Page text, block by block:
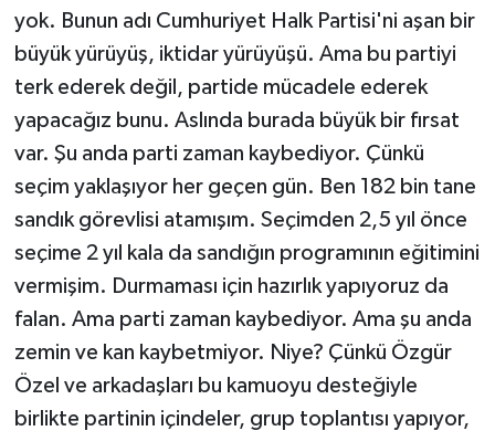
yok. Bunun adı Cumhuriyet Halk Partisi'ni aşan bir
büyük yürüyüş, iktidar yürüyüşü. Ama bu partiyi
terk ederek değil, partide mücadele ederek
yapacağız bunu. Aslında burada büyük bir fırsat
var. Şu anda parti zaman kaybediyor. Çünkü
seçim yaklaşıyor her geçen gün. Ben 182 bin tane
sandık görevlisi atamışım. Seçimden 2,5 yıl önce
seçime 2 yıl kala da sandığın programının eğitimini
vermişim. Durmaması için hazırlık yapıyoruz da
falan. Ama parti zaman kaybediyor. Ama şu anda
zemin ve kan kaybetmiyor. Niye? Çünkü Özgür
Özel ve arkadaşları bu kamuoyu desteğiyle
birlikte partinin içindeler, grup toplantısı yapıyor,